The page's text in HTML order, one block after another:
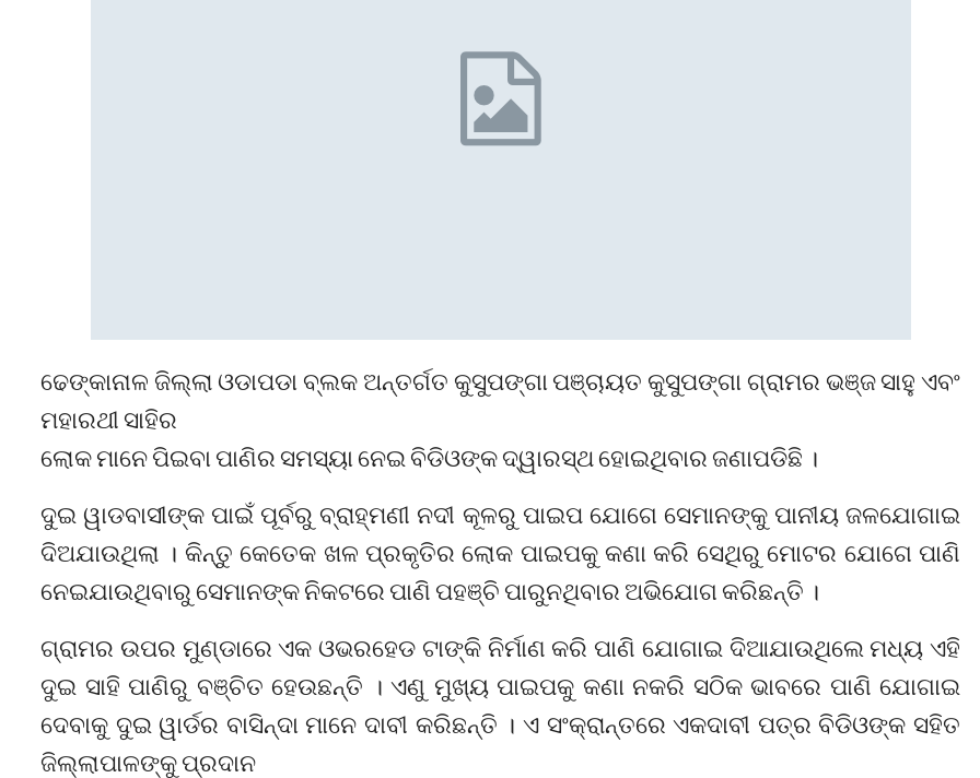
ଢେଙ୍କାନାଳ ଜିଲ୍ଲା ଓଡାପଡା ବ୍ଲକ ଅନ୍ତର୍ଗତ କୁସୁପଙ୍ଗା ପଞ୍ଚାୟତ କୁସୁପଙ୍ଗା ଗ୍ରାମର ଭଞ୍ଜ ସାହୁ ଏବଂ
ମହାରଥୀ ସାହିର
ଲୋକ ମାନେ ପିଇବା ପାଣିର ସମସ୍ୟା ନେଇ ବିଡିଓଙ୍କ ଦ୍ୱାରସ୍ଥ ହୋଇଥିବାର ଜଣାପଡିଛି ।
ଦୁଇ ୱାଡବାସୀଙ୍କ ପାଇଁ ପୂର୍ବରୁ ବ୍ରାହ୍ମଣୀ ନଦୀ କୂଳରୁ ପାଇପ ଯୋଗେ ସେମାନଙ୍କୁ ପାନୀୟ ଜଳଯୋଗାଇ
ଦିଅଯାଉଥିଲା । କିନ୍ତୁ କେତେକ ଖଳ ପ୍ରକୃତିର ଲୋକ ପାଇପକୁ କଣା କରି ସେଥିରୁ ମୋଟର ଯୋଗେ ପାଣି
ନେଇଯାଉଥିବାରୁ ସେମାନଙ୍କ ନିକଟରେ ପାଣି ପହଞ୍ଚି ପାରୁନଥିବାର ଅଭିଯୋଗ କରିଛନ୍ତି ।
ଗ୍ରାମର ଉପର ମୁଣ୍ଡାରେ ଏକ ଓଭରହେଡ ଟାଙ୍କି ନିର୍ମାଣ କରି ପାଣି ଯୋଗାଇ ଦିଆଯାଉଥିଲେ ମଧ୍ୟ ଏହି
ଦୁଇ ସାହି ପାଣିରୁ ବଞ୍ଚିତ ହେଉଛନ୍ତି । ଏଣୁ ମୁଖ୍ୟ ପାଇପକୁ କଣା ନକରି ସଠିକ ଭାବରେ ପାଣି ଯୋଗାଇ
ଦେବାକୁ ଦୁଇ ୱାର୍ଡର ବାସିନ୍ଦା ମାନେ ଦାବୀ କରିଛନ୍ତି । ଏ ସଂକ୍ରାନ୍ତରେ ଏକଦାବୀ ପତ୍ର ବିଡିଓଙ୍କ ସହିତ
ଜିଲ୍ଲାପାଳଙ୍କୁ ପ୍ରଦାନ